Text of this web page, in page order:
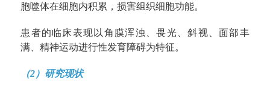
胞噬体在细胞内积累，损害组织细胞功能。
患者的临床表现以角膜浑浊、畏光、斜视、面部丰
满、精神运动进行性发育障碍为特征。
（2）研究现状